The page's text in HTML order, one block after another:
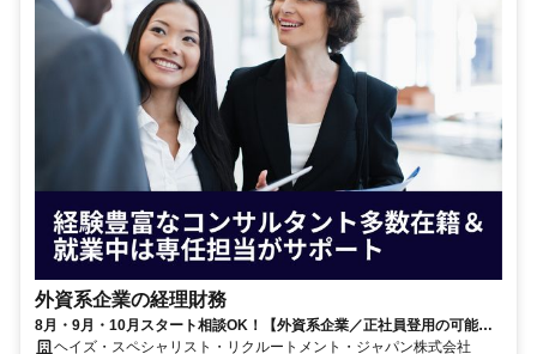
外資系企業の経理財務
8月・9月・10月スタート相談OK！【外資系企業／正社員登用の可能性
大／700万～800万／リモート勤務OK】経理財務
ヘイズ・スペシャリスト・リクルートメント・ジャパン株式会社